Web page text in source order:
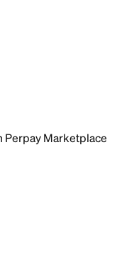
Perpay Marketplace